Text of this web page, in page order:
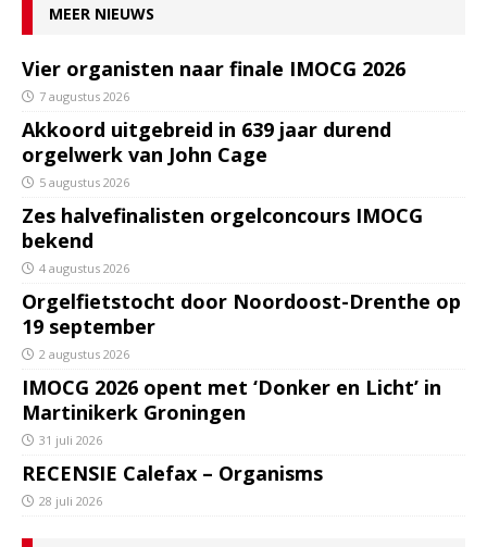
MEER NIEUWS
Vier organisten naar finale IMOCG 2026
7 augustus 2026
Akkoord uitgebreid in 639 jaar durend
orgelwerk van John Cage
5 augustus 2026
Zes halvefinalisten orgelconcours IMOCG
bekend
4 augustus 2026
Orgelfietstocht door Noordoost-Drenthe op
19 september
2 augustus 2026
IMOCG 2026 opent met ‘Donker en Licht’ in
Martinikerk Groningen
31 juli 2026
RECENSIE Calefax – Organisms
28 juli 2026